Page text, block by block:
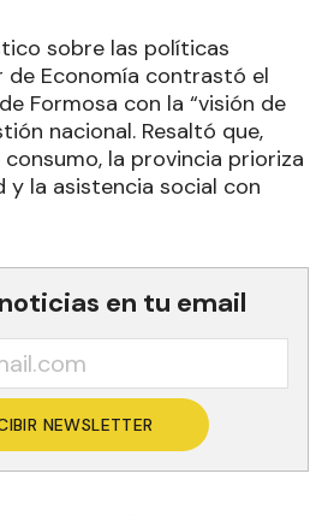
sobre las políticas
Economía contrastó el
Formosa con la “visión de
nacional. Resaltó que,
la provincia prioriza
y la asistencia social con
en tu email
NEWSLETTER